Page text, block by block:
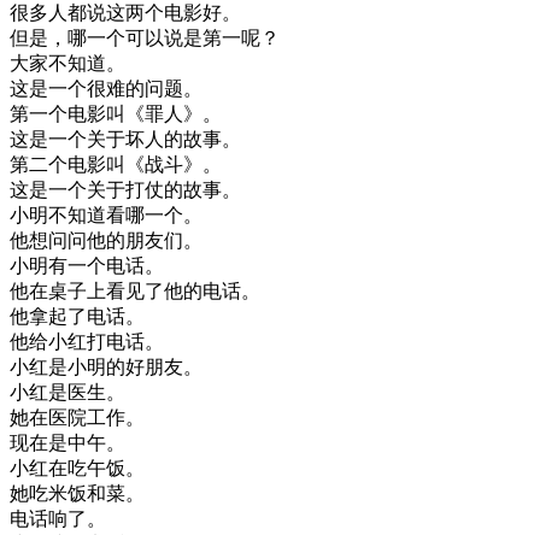
很多人都说这两个电影好。
但是 ， 哪一个可以说是第一呢 ？
大家不知道。
这是一个很难的问题。
第一个电影叫 《罪人》 。
这是一个关于坏人的故事。
第二个电影叫 《战斗》 。
这是一个关于打仗的故事。
小明不知道看哪一个。
他想问问他的朋友们。
小明有一个电话。
他在桌子上看见了他的电话。
他拿起了电话。
他给小红打电话。
小红是小明的好朋友。
小红是医生。
她在医院工作。
现在是中午。
小红在吃午饭。
她吃米饭和菜。
电话响了。